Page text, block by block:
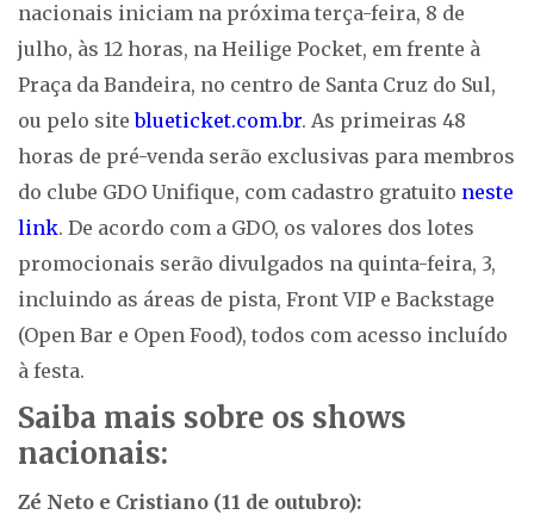
nacionais iniciam na próxima terça-feira, 8 de
julho, às 12 horas, na Heilige Pocket, em frente à
Praça da Bandeira, no centro de Santa Cruz do Sul,
ou pelo siteblueticket.com.br. As primeiras 48
horas de pré-venda serão exclusivas para membros
do clube GDO Unifique, com cadastro gratuito neste
link. De acordo com a GDO, os valores dos lotes
promocionais serão divulgados na quinta-feira, 3,
incluindo as áreas de pista, Front VIP e Backstage
(Open Bar e Open Food), todos com acesso incluído
à festa.
Saiba mais sobre os shows
nacionais:
Zé Neto e Cristiano (11 de outubro):